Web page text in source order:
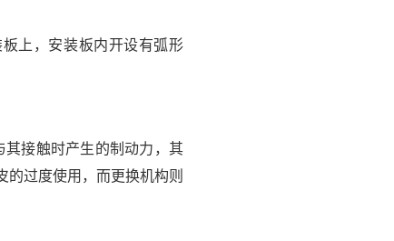
上，安装板内开设有弧形
接触时产生的制动力，其
过度使用，而更换机构则